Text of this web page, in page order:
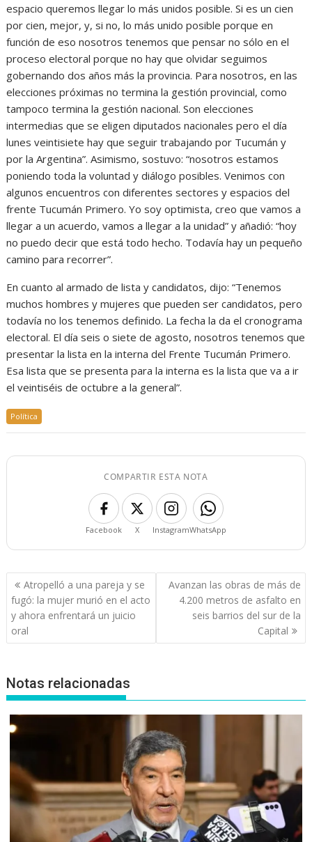
espacio queremos llegar lo más unidos posible. Si es un cien
por cien, mejor, y, si no, lo más unido posible porque en
función de eso nosotros tenemos que pensar no sólo en el
proceso electoral porque no hay que olvidar seguimos
gobernando dos años más la provincia. Para nosotros, en las
elecciones próximas no termina la gestión provincial, como
tampoco termina la gestión nacional. Son elecciones
intermedias que se eligen diputados nacionales pero el día
lunes veintisiete hay que seguir trabajando por Tucumán y
por la Argentina”. Asimismo, sostuvo: “nosotros estamos
poniendo toda la voluntad y diálogo posibles. Venimos con
algunos encuentros con diferentes sectores y espacios del
frente Tucumán Primero. Yo soy optimista, creo que vamos a
llegar a un acuerdo, vamos a llegar a la unidad” y añadió: “hoy
no puedo decir que está todo hecho. Todavía hay un pequeño
camino para recorrer”.
En cuanto al armado de lista y candidatos, dijo: “Tenemos
muchos hombres y mujeres que pueden ser candidatos, pero
todavía no los tenemos definido. La fecha la da el cronograma
electoral. El día seis o siete de agosto, nosotros tenemos que
presentar la lista en la interna del Frente Tucumán Primero.
Esa lista que se presenta para la interna es la lista que va a ir
el veintiséis de octubre a la general”.
Política
COMPARTIR ESTA NOTA
Facebook X InstagramWhatsApp
Navegación
de
entradas
Atropelló a una pareja y se
fugó: la mujer murió en el acto
y ahora enfrentará un juicio
oral
Avanzan las obras de más de
4.200 metros de asfalto en
seis barrios del sur de la
Capital
Notas relacionadas